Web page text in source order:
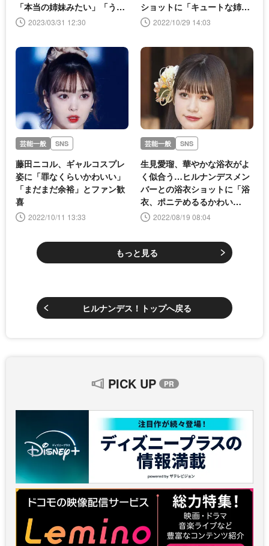
「本当の姉妹みたい」「うの
める最高」の声
2023/03/31 12:30
ショットに「キュートな姉
妹」「アリエル超えのかわい
2022/10/29 14:03
芸能一般 SNS
藤田ニコル、ギャルコスプレ
姿に「罪なくらいかわいい」
「まだまだ余裕」とファン歓
喜
2022/10/11 13:33
芸能一般 SNS
生見愛瑠、華やかな浴衣がよ
く似合う…ヒルナンデスメン
バーとの浴衣ショットに「浴
衣、ポニテめるるかわい
い〜！」「顔ちっちゃ！かわ
2022/08/19 08:04
もっと見る
ヒルナンデス！トップへ戻る
PICK UP